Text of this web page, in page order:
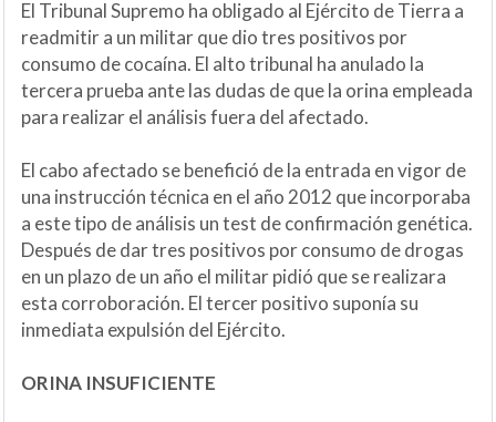
El Tribunal Supremo ha obligado al Ejército de Tierra a
readmitir a un militar que dio tres positivos por
consumo de cocaína. El alto tribunal ha anulado la
tercera prueba ante las dudas de que la orina empleada
para realizar el análisis fuera del afectado.
El cabo afectado se benefició de la entrada en vigor de
una instrucción técnica en el año 2012 que incorporaba
a este tipo de análisis un test de confirmación genética.
Después de dar tres positivos por consumo de drogas
en un plazo de un año el militar pidió que se realizara
esta corroboración. El tercer positivo suponía su
inmediata expulsión del Ejército.
ORINA INSUFICIENTE